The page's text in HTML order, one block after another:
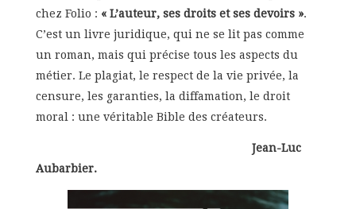
chez Folio : « L’auteur, ses droits et ses devoirs ».
C’est un livre juridique, qui ne se lit pas comme
un roman, mais qui précise tous les aspects du
métier. Le plagiat, le respect de la vie privée, la
censure, les garanties, la diffamation, le droit
moral : une véritable Bible des créateurs.
Jean-Luc
Aubarbier.